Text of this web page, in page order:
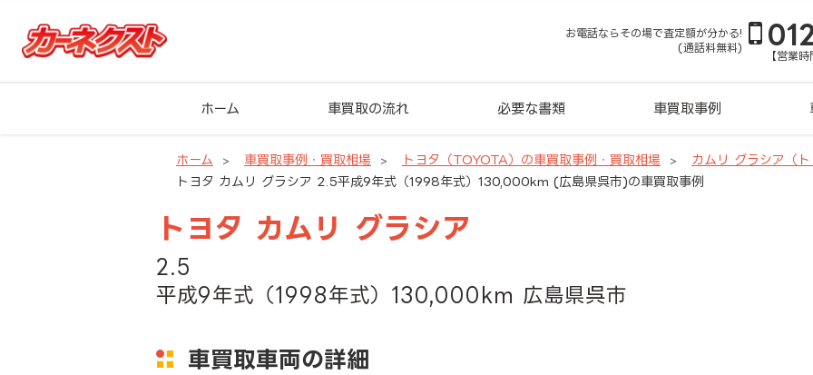
お電話ならその場で査定額が分かる!
(通話料無料)
【営業
ホーム 車買取の流れ 必要な書類 車買取事例
ホーム 車買取事例・買取相場 トヨタ（TOYOTA）の車買取事例・買取相場
カムリ グラシア（
トヨタ カムリ グラシア 2.5平成9年式（1998年式）130,000km (広島県呉市)の車買取事例
トヨタ カムリ グラシア
2.5
平成9年式（1998年式）130,000km 広島県呉市
車買取車両の詳細